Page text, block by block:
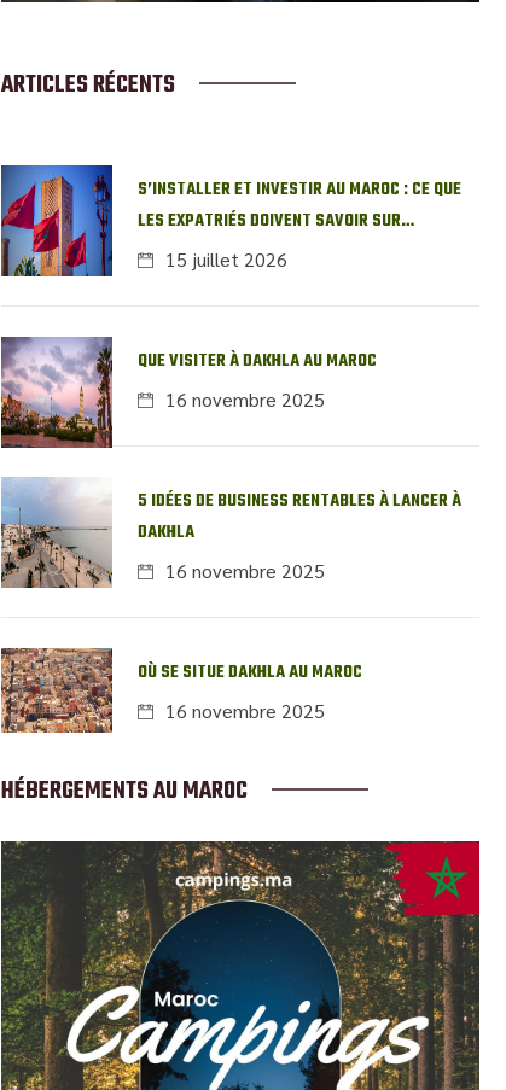
ARTICLES RÉCENTS
S’INSTALLER ET INVESTIR AU MAROC : CE QUE
LES EXPATRIÉS DOIVENT SAVOIR SUR
L’IMMOBILIER LOCAL
15 juillet 2026
QUE VISITER À DAKHLA AU MAROC
16 novembre 2025
5 IDÉES DE BUSINESS RENTABLES À LANCER À
DAKHLA
16 novembre 2025
OÙ SE SITUE DAKHLA AU MAROC
16 novembre 2025
HÉBERGEMENTS AU MAROC